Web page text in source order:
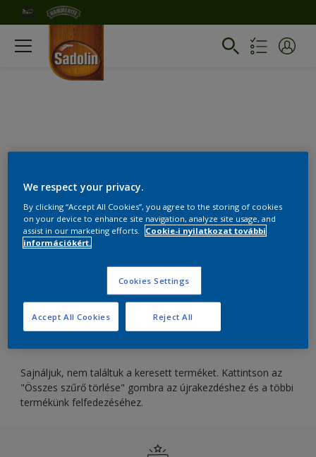
Szinek
Termékeink
SZŰRŐK JÓVÁHAGYÁSA
Sajnáljuk, nem találtuk a keresett terméket. Kattintson az
"Összes szűrő törlése" gombra az újrakezdéshez és a többi
termékünk felfedezéséhez.
We respect your privacy.
By clicking “Accept All Cookies”, you agree to the storing of cookies
on your device to enhance site navigation, analyze site usage, and
assist in our marketing efforts.
Cookie-i nyilatkozat további
információkért.
Cookies Settings
Reject All
Accept All Cookies